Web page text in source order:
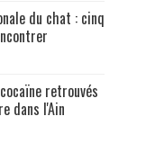
du chat : cinq
retrouvés
dans l'Ain